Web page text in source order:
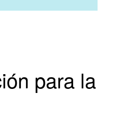
para la